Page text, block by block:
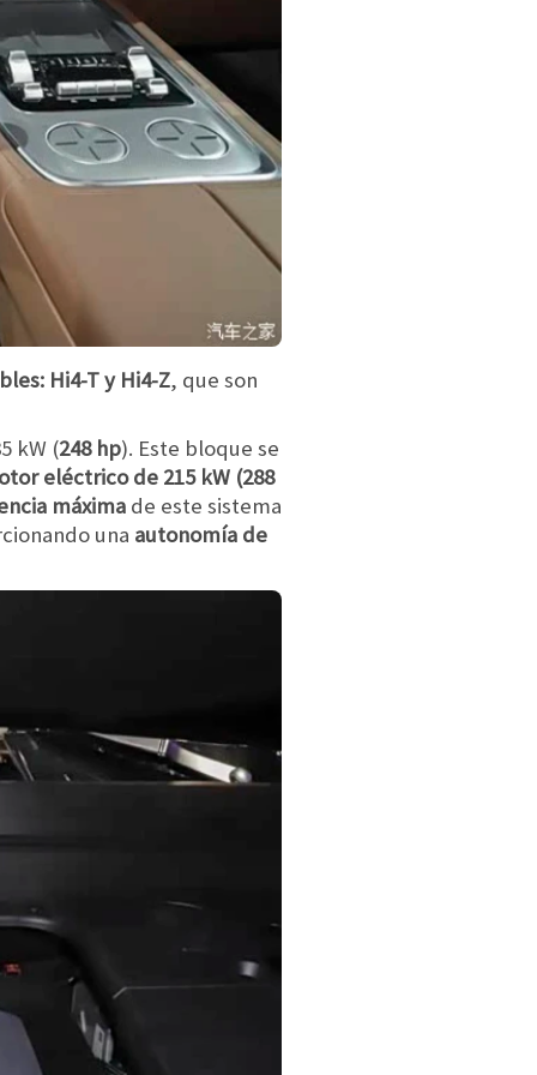
Hi4-T y Hi4-Z, que son
kW (248 hp). Este bloque se
eléctrico de 215 kW (288
máxima de este sistema
una autonomía de